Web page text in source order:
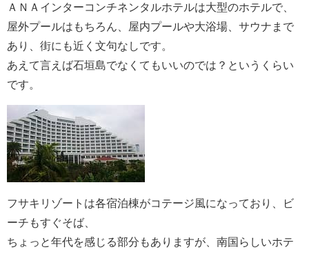
ＡＮＡインターコンチネンタルホテルは大型のホテルで、
屋外プールはもちろん、屋内プールや大浴場、サウナまで
あり、街にも近く文句なしです。
あえて言えば石垣島でなくてもいいのでは？というくらい
です。
フサキリゾートは各宿泊棟がコテージ風になっており、ビ
ーチもすぐそば、
ちょっと年代を感じる部分もありますが、南国らしいホテ